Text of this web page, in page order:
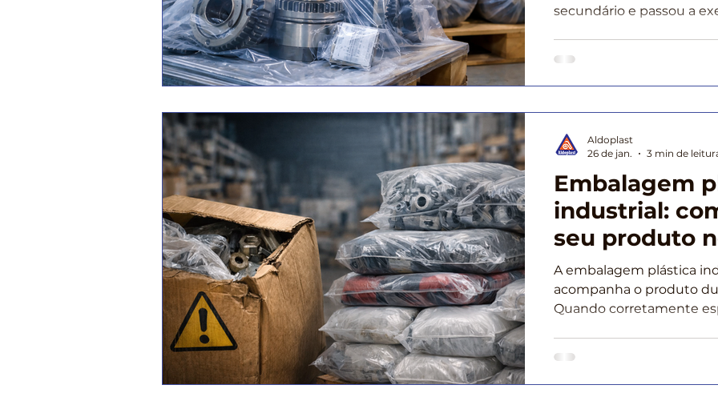
secundário e passou a
integridade de materiais,
ambientes não
embalagem correta é,
Embalagem
industrial:
seu produto
na
A embalagem plástica
acompanha o produto
Quando corretamente
Aldoplast
26 de jan.
3 min de